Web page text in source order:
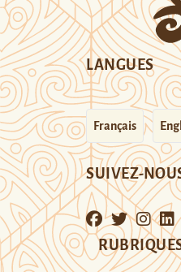
LANGUES
Français
SUIVEZ-